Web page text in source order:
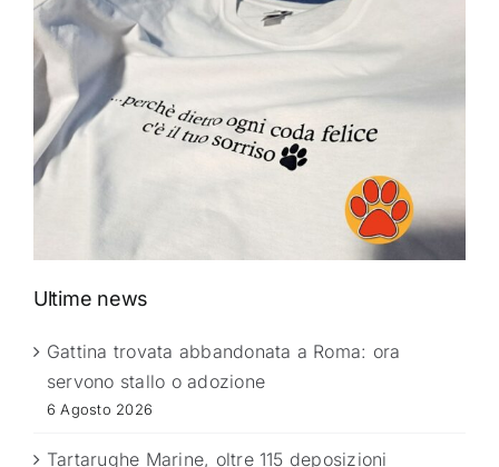
Ultime news
Gattina trovata abbandonata a Roma: ora
servono stallo o adozione
6 Agosto 2026
Tartarughe Marine, oltre 115 deposizioni